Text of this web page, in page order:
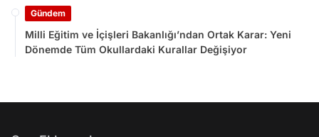
Gündem
Milli Eğitim ve İçişleri Bakanlığı’ndan Ortak Karar: Yeni
Dönemde Tüm Okullardaki Kurallar Değişiyor